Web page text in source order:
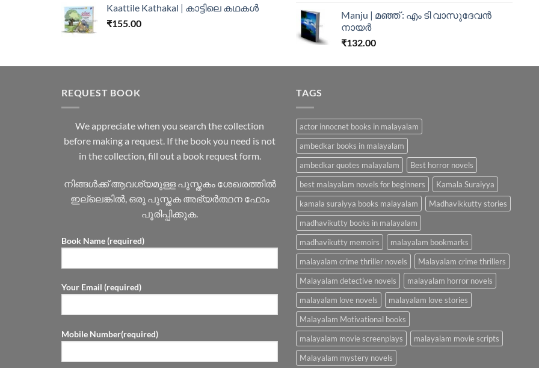
Kaattile Kathakal | കാട്ടിലെ കഥകള്‍
₹155.00
Manju | മഞ്ഞ് : എം ടി വാസുദേവന്‍
നായര്‍
₹132.00
REQUEST BOOK
We appreciate when you search the collection
before making a request. If the book you need is not
in the collection, fill out a book request form.
നിങ്ങൾക്ക് ആവശ്യമുള്ള പുസ്തകം ശേഖരത്തിൽ
ഇല്ലെങ്കിൽ, ഒരു പുസ്തക അഭ്യർത്ഥന ഫോം
പൂരിപ്പിക്കുക.
Book Name (required)
Your Email (required)
Mobile Number(required)
TAGS
actor innocnet books in malayalam
ambedkar books in malayalam
ambedkar quotes malayalam
Best horror novels
best malayalam novels for beginners
Kamala Suraiyya
kamala suraiyya books malayalam
Madhavikkutty stories
madhavikutty books in malayalam
madhavikutty memoirs
malayalam bookmarks
malayalam crime thriller novels
Malayalam crime thrillers
Malayalam detective novels
malayalam horror novels
malayalam love novels
malayalam love stories
Malayalam Motivational books
malayalam movie screenplays
malayalam movie scripts
Malayalam mystery novels